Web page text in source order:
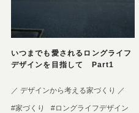
いつまでも愛されるロングライフ
デザインを目指して Part1
／ デザインから考える家づくり ／
#家づくり #ロングライフデザイン